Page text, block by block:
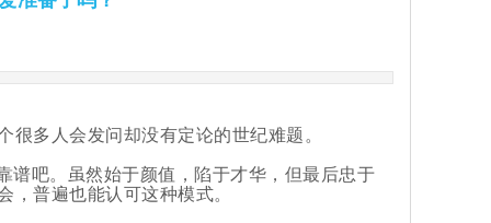
多人会发问却没有定论的世纪难题。
谱吧。虽然始于颜值，陷于才华，但最后忠于
，普遍也能认可这种模式。